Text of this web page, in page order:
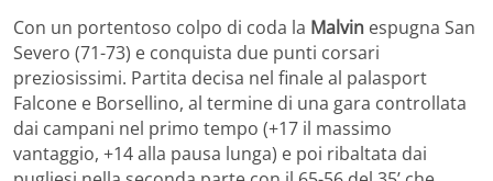
Con un portentoso colpo di coda la Malvin espugna San
Severo (71-73) e conquista due punti corsari
preziosissimi. Partita decisa nel finale al palasport
Falcone e Borsellino, al termine di una gara controllata
dai campani nel primo tempo (+17 il massimo
vantaggio, +14 alla pausa lunga) e poi ribaltata dai